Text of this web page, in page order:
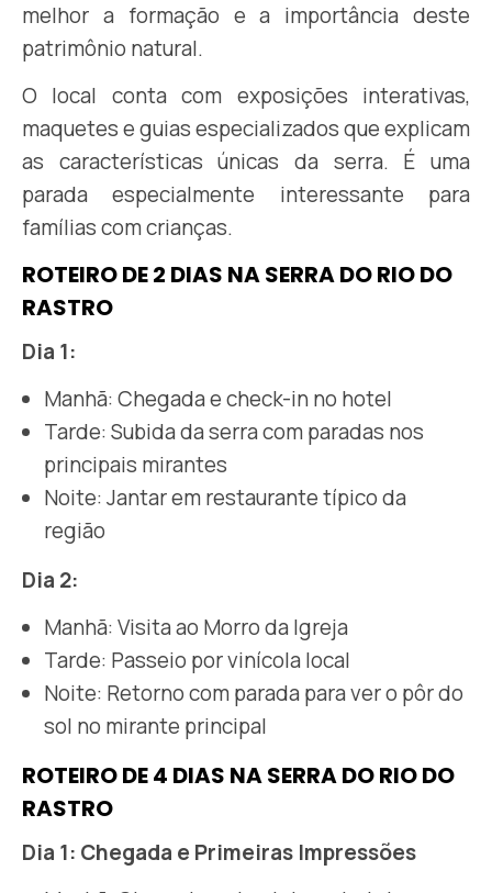
melhor a formação e a importância deste
patrimônio natural.
O local conta com exposições interativas,
maquetes e guias especializados que explicam
as características únicas da serra. É uma
parada especialmente interessante para
famílias com crianças.
ROTEIRO DE 2 DIAS NA SERRA DO RIO DO
RASTRO
Dia 1:
Manhã: Chegada e check-in no hotel
Tarde: Subida da serra com paradas nos
principais mirantes
Noite: Jantar em restaurante típico da
região
Dia 2:
Manhã: Visita ao Morro da Igreja
Tarde: Passeio por vinícola local
Noite: Retorno com parada para ver o pôr do
sol no mirante principal
ROTEIRO DE 4 DIAS NA SERRA DO RIO DO
RASTRO
Dia 1: Chegada e Primeiras Impressões